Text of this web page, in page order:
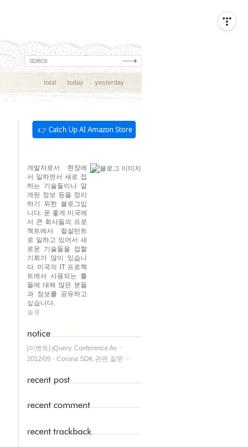
total today yesterday
👉 Catch Up AI Amazon Store
개발자로서 현장에
서 일하면서 새로 접
하는 기술들이나 알
게된 정보 등을 정리
하기 위한 블로그입
니다. 운 좋게 미국에
서 큰 회사들의 프로
젝트에서 컬설턴트
로 일하고 있어서 새
로운 기술들을 접할
기회가 많이 있습니
다. 미국의 IT 프로젝
트에서 사용되는 툴
들에 대해 많은 분들
과 정보를 공유하고
싶습니다.
솔웅
[이벤트] jQuery Conference As⋯
2012/09 - Corona SDK 관련 질문⋯